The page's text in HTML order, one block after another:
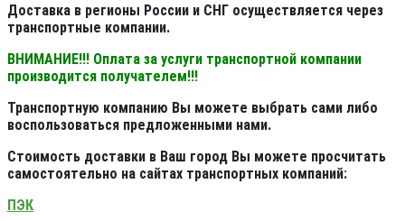
Доставка в регионы России и СНГ осуществляется через
транспортные компании.
ВНИМАНИЕ!!! Оплата за услуги транспортной компании
производится получателем!!!
Транспортную компанию Вы можете выбрать сами либо
воспользоваться предложенными нами.
Стоимость доставки в Ваш город Вы можете просчитать
самостоятельно на сайтах транспортных компаний:
ПЭК